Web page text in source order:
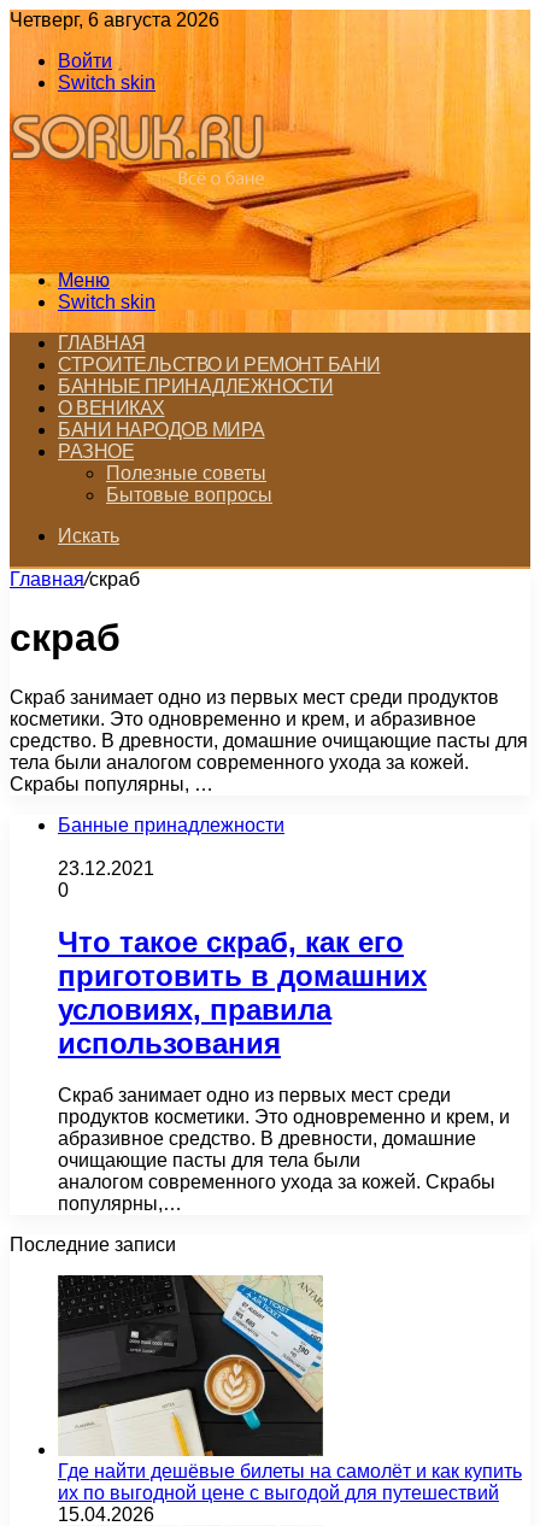
Четверг, 6 августа 2026
Войти
Switch skin
Меню
Switch skin
ГЛАВНАЯ
СТРОИТЕЛЬСТВО И РЕМОНТ БАНИ
БАННЫЕ ПРИНАДЛЕЖНОСТИ
О ВЕНИКАХ
БАНИ НАРОДОВ МИРА
РАЗНОЕ
Полезные советы
Бытовые вопросы
Искать
Главная/скраб
скраб
Скраб занимает одно из первых мест среди продуктов
косметики. Это одновременно и крем, и абразивное
средство. В древности, домашние очищающие пасты для
тела были аналогом современного ухода за кожей.
Скрабы популярны, …
Банные принадлежности
23.12.2021
0
Что такое скраб, как его
приготовить в домашних
условиях, правила
использования
Скраб занимает одно из первых мест среди
продуктов косметики. Это одновременно и крем, и
абразивное средство. В древности, домашние
очищающие пасты для тела были
аналогом современного ухода за кожей. Скрабы
популярны,…
Последние записи
Где найти дешёвые билеты на самолёт и как купить
их по выгодной цене с выгодой для путешествий
15.04.2026